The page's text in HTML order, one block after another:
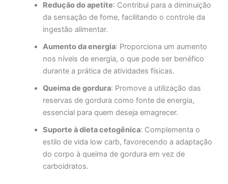
Redução do apetite: Contribui para a diminuição
da sensação de fome, facilitando o controle da
ingestão alimentar.
Aumento da energia: Proporciona um aumento
nos níveis de energia, o que pode ser benéfico
durante a prática de atividades físicas.
Queima de gordura: Promove a utilização das
reservas de gordura como fonte de energia,
essencial para quem deseja emagrecer.
Suporte à dieta cetogênica: Complementa o
estilo de vida low carb, favorecendo a adaptação
do corpo à queima de gordura em vez de
carboidratos.